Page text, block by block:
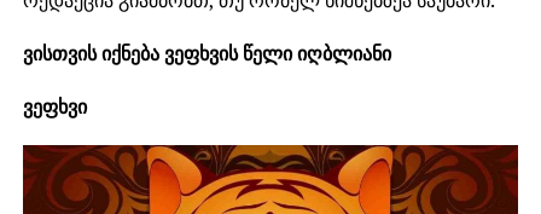
ვისთვის იქნება ვეფხვის წელი იღბლიანი
ვეფხვი